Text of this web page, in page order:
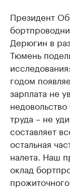
Президент
Дерюгин в
Тюмень
годом
зарплата не
труда – не
составляет
остальная
налета. Наш
оклад